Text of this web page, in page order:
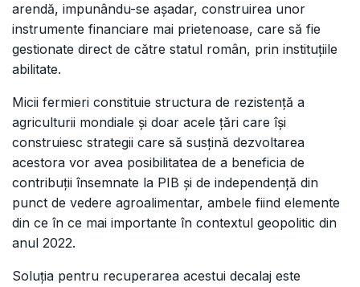
arendă, impunându-se așadar, construirea unor
instrumente financiare mai prietenoase, care să fie
gestionate direct de către statul român, prin instituțiile
abilitate.
Micii fermieri constituie structura de rezistență a
agriculturii mondiale și doar acele țări care își
construiesc strategii care să susțină dezvoltarea
acestora vor avea posibilitatea de a beneficia de
contribuții însemnate la PIB și de independență din
punct de vedere agroalimentar, ambele fiind elemente
din ce în ce mai importante în contextul geopolitic din
anul 2022.
Soluția pentru recuperarea acestui decalaj este